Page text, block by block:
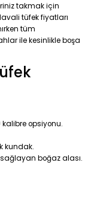
takmak için
tüfek fiyatları
tüm
ile kesinlikle boşa
opsiyonu.
kundak.
boğaz alası.